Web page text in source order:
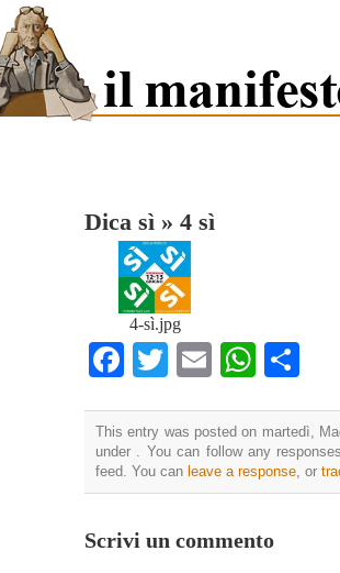
Dica sì » 4 sì
4-sì.jpg
Facebook
TwitterEmail
This entry was posted on martedì,
under . You can follow any
feed. You can leave a response, or
Scrivi un commento